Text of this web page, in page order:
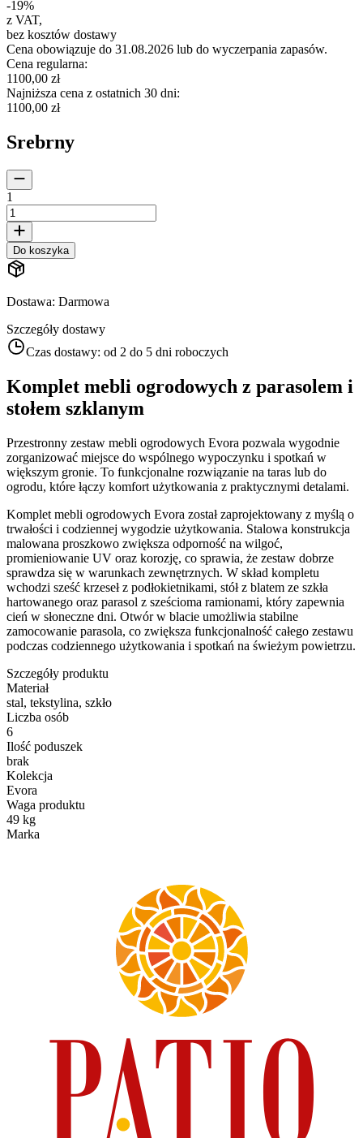
-19%
z VAT,
bez kosztów dostawy
Cena obowiązuje do 31.08.2026 lub do wyczerpania zapasów.
Cena regularna:
1100,00 zł
Najniższa cena z ostatnich 30 dni:
1100,00 zł
Srebrny
1
Do koszyka
Dostawa: Darmowa
Szczegóły dostawy
Czas dostawy: od 2 do 5 dni roboczych
Komplet mebli ogrodowych z parasolem i
stołem szklanym
Przestronny zestaw mebli ogrodowych Evora pozwala wygodnie
zorganizować miejsce do wspólnego wypoczynku i spotkań w
większym gronie. To funkcjonalne rozwiązanie na taras lub do
ogrodu, które łączy komfort użytkowania z praktycznymi detalami.
Komplet mebli ogrodowych Evora został zaprojektowany z myślą o
trwałości i codziennej wygodzie użytkowania. Stalowa konstrukcja
malowana proszkowo zwiększa odporność na wilgoć,
promieniowanie UV oraz korozję, co sprawia, że zestaw dobrze
sprawdza się w warunkach zewnętrznych. W skład kompletu
wchodzi sześć krzeseł z podłokietnikami, stół z blatem ze szkła
hartowanego oraz parasol z sześcioma ramionami, który zapewnia
cień w słoneczne dni. Otwór w blacie umożliwia stabilne
zamocowanie parasola, co zwiększa funkcjonalność całego zestawu
podczas codziennego użytkowania i spotkań na świeżym powietrzu.
Szczegóły produktu
Materiał
stal, tekstylina, szkło
Liczba osób
6
Ilość poduszek
brak
Kolekcja
Evora
Waga produktu
49 kg
Marka